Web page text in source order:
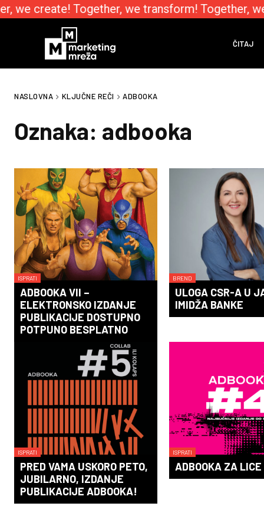
we create! Together, we transform! Together,
ČITAJ
NASLOVNA KLJUČNE REČI ADBOOKA
Oznaka: adbooka
ISPRATI
ADBOOKA VII –
ELEKTRONSKO IZDANJE
PUBLIKACIJE DOSTUPNO
POTPUNO BESPLATNO
BREND
ULOGA CSR-A U
IMIDŽA BANKE
ISPRATI
PRED VAMA USKORO PETO,
JUBILARNO, IZDANJE
PUBLIKACIJE ADBOOKA!
ISPRATI
ADBOOKA ZA